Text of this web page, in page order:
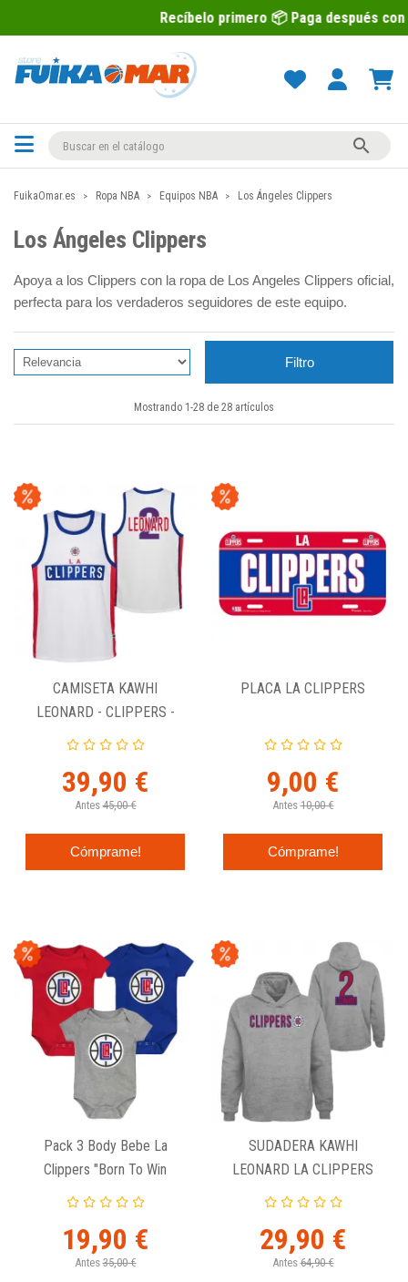
Recíbelo primero 📦 Paga después con Sequra 💶

FuikaOmar.es Ropa NBA Equipos NBA Los Ángeles Clippers
Los Ángeles Clippers
Apoya a los Clippers con la ropa de Los Angeles Clippers oficial,
perfecta para los verdaderos seguidores de este equipo.
Filtro
Mostrando 1-28 de 28 artículos
CAMISETA KAWHI
LEONARD - CLIPPERS -
DOMINATE CREW
39,90 €
Antes 45,00 €
Cómprame!
PLACA LA CLIPPERS
9,00 €
Antes 10,00 €
Cómprame!
Pack 3 Body Bebe La
Clippers "Born To Win
3Pack"
19,90 €
Antes 35,00 €
SUDADERA KAWHI
LEONARD LA CLIPPERS
PULLOVER HOODIE
29,90 €
Antes 64,90 €